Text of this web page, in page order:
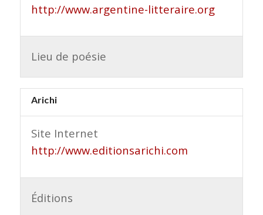
http://www.argentine-litteraire.org
Lieu de poésie
Arichi
Site Internet
http://www.editionsarichi.com
Éditions